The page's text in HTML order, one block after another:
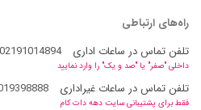
راه‌های ارتباطی
تلفن تماس در ساعات اداری
02191014894
داخلی "صفر" یا "صد و یک" را وارد نمایید
تلفن تماس در ساعات غیراداری
فقط برای پشتیبانی سایت دهه دات کام